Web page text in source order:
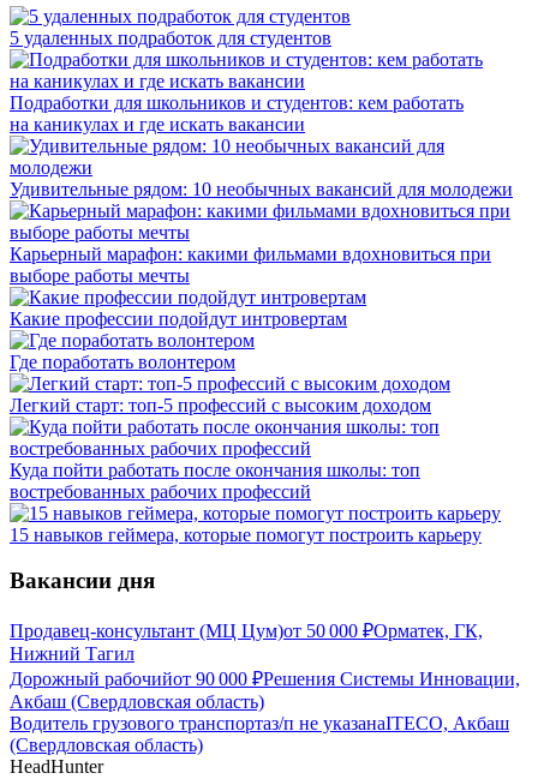
5 удаленных подработок для студентов
Подработки для школьников и студентов: кем работать
на каникулах и где искать вакансии
Удивительные рядом: 10 необычных вакансий для молодежи
Карьерный марафон: какими фильмами вдохновиться при
выборе работы мечты
Какие профессии подойдут интровертам
Где поработать волонтером
Легкий старт: топ-5 профессий с высоким доходом
Куда пойти работать после окончания школы: топ
востребованных рабочих профессий
15 навыков геймера, которые помогут построить карьеру
Вакансии дня
Продавец-консультант (МЦ Цум)от 50 000 ₽Орматек, ГК,
Нижний Тагил
Дорожный рабочийот 90 000 ₽Решения Системы Инновации,
Акбаш (Свердловская область)
Водитель грузового транспортаз/п не указанаITECO, Акбаш
(Свердловская область)
HeadHunter